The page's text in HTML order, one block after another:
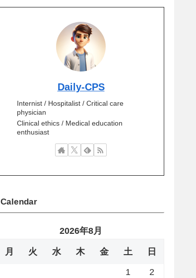
Daily-CPS
Internist / Hospitalist / Critical care
physician
Clinical ethics / Medical education
enthusiast
Calendar
2026年8月
月 火 水 木 金 土 日
1
2